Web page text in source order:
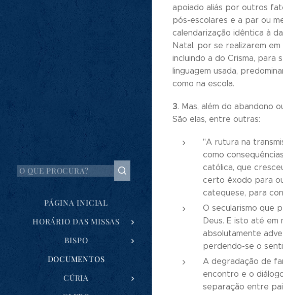
PÁGINA INICIAL
HORÁRIO DAS MISSAS
BISPO
DOCUMENTOS
CÚRIA
apoiado aliás por outros
pós-escolares e a par ou
calendarização idêntica à
Natal, por se realizarem
incluindo a do Crisma, para
linguagem usada,
como na escola.
3. Mas, além do abandono
São elas, entre outras:
"A rutura na
como
católica, que
certo êxodo para
catequese, para
O secularismo que
Deus. E isto até em
absolutamente
perdendo-se o
A degradação de
encontro e o
separação entre